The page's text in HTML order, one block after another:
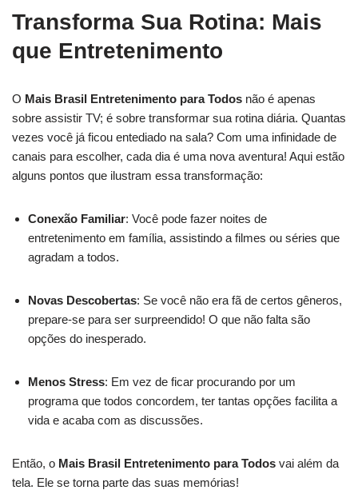
Transforma Sua Rotina: Mais
que Entretenimento
O Mais Brasil Entretenimento para Todos não é apenas
sobre assistir TV; é sobre transformar sua rotina diária. Quantas
vezes você já ficou entediado na sala? Com uma infinidade de
canais para escolher, cada dia é uma nova aventura! Aqui estão
alguns pontos que ilustram essa transformação:
Conexão Familiar: Você pode fazer noites de
entretenimento em família, assistindo a filmes ou séries que
agradam a todos.
Novas Descobertas: Se você não era fã de certos gêneros,
prepare-se para ser surpreendido! O que não falta são
opções do inesperado.
Menos Stress: Em vez de ficar procurando por um
programa que todos concordem, ter tantas opções facilita a
vida e acaba com as discussões.
Então, o Mais Brasil Entretenimento para Todos vai além da
tela. Ele se torna parte das suas memórias!